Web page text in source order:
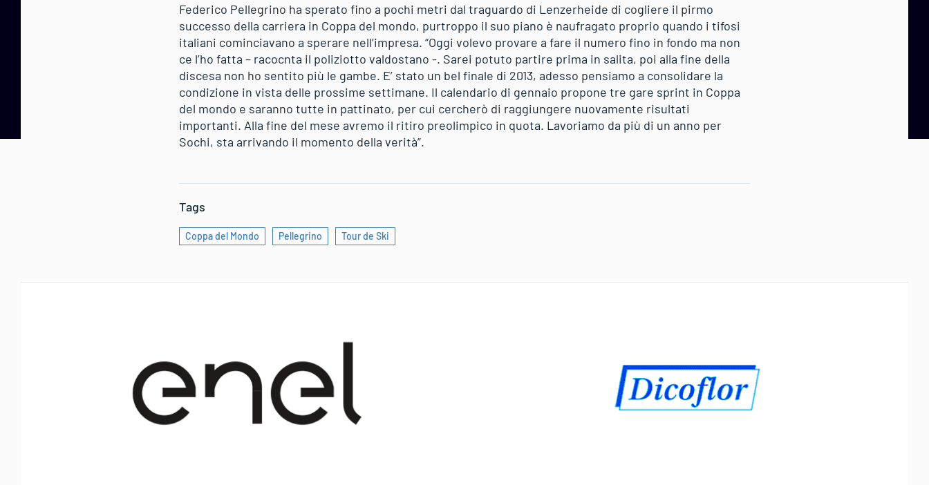
Federico Pellegrino ha sperato fino a pochi metri dal traguardo di Lenzerheide di cogliere il pirmo
successo della carriera in Coppa del mondo, purtroppo il suo piano è naufragato proprio quando i tifosi
italiani cominciavano a sperare nell’impresa. “Oggi volevo provare a fare il numero fino in fondo ma non
ce l’ho fatta – racocnta il poliziotto valdostano -. Sarei potuto partire prima in salita, poi alla fine della
discesa non ho sentito più le gambe. E’ stato un bel finale di 2013, adesso pensiamo a consolidare la
condizione in vista delle prossime settimane. Il calendario di gennaio propone tre gare sprint in Coppa
del mondo e saranno tutte in pattinato, per cui cercherò di raggiungere nuovamente risultati
importanti. Alla fine del mese avremo il ritiro preolimpico in quota. Lavoriamo da più di un anno per
Sochi, sta arrivando il momento della verità”.
Tags
Coppa del Mondo Pellegrino Tour de Ski